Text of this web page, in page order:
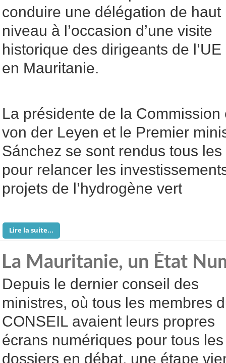
conduire une délégation de haut
niveau à l’occasion d’une visite
historique des dirigeants de l’UE
en Mauritanie.
La présidente de la
von der Leyen et le Premier
Sánchez se sont rendus tous
pour relancer les
projets de l’hydrogène vert
Lire la suite...
La Mauritanie, un État
Depuis le dernier conseil des
ministres, où tous les membres
CONSEIL avaient leurs propres
écrans numériques pour tous les
dossiers en débat, une étape